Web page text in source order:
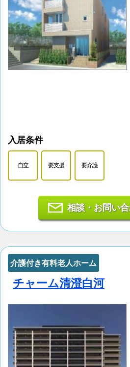
入居条件
自立 要支援 要介護
相談・お問い
介護付き有料老人ホーム
チャーム清澄白河